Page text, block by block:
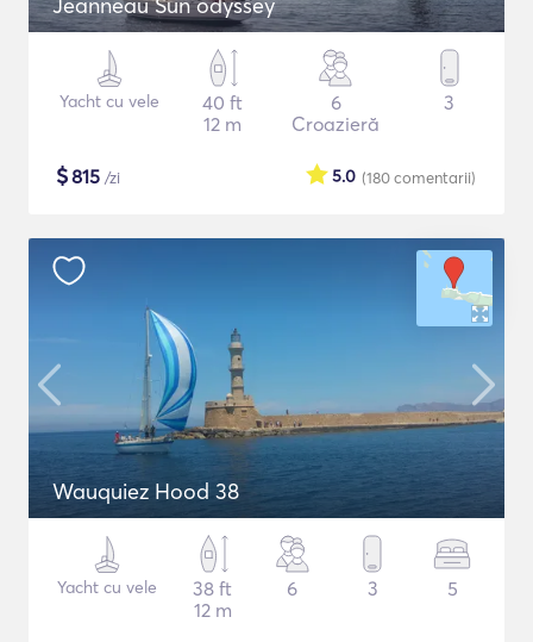
Yacht cu vele
40 ft
12 m
6
Croazieră
3
$815 /zi (180comentarii)
5.0
Wauquiez Hood 38
Yacht cu vele
38 ft
12 m
6 3 5